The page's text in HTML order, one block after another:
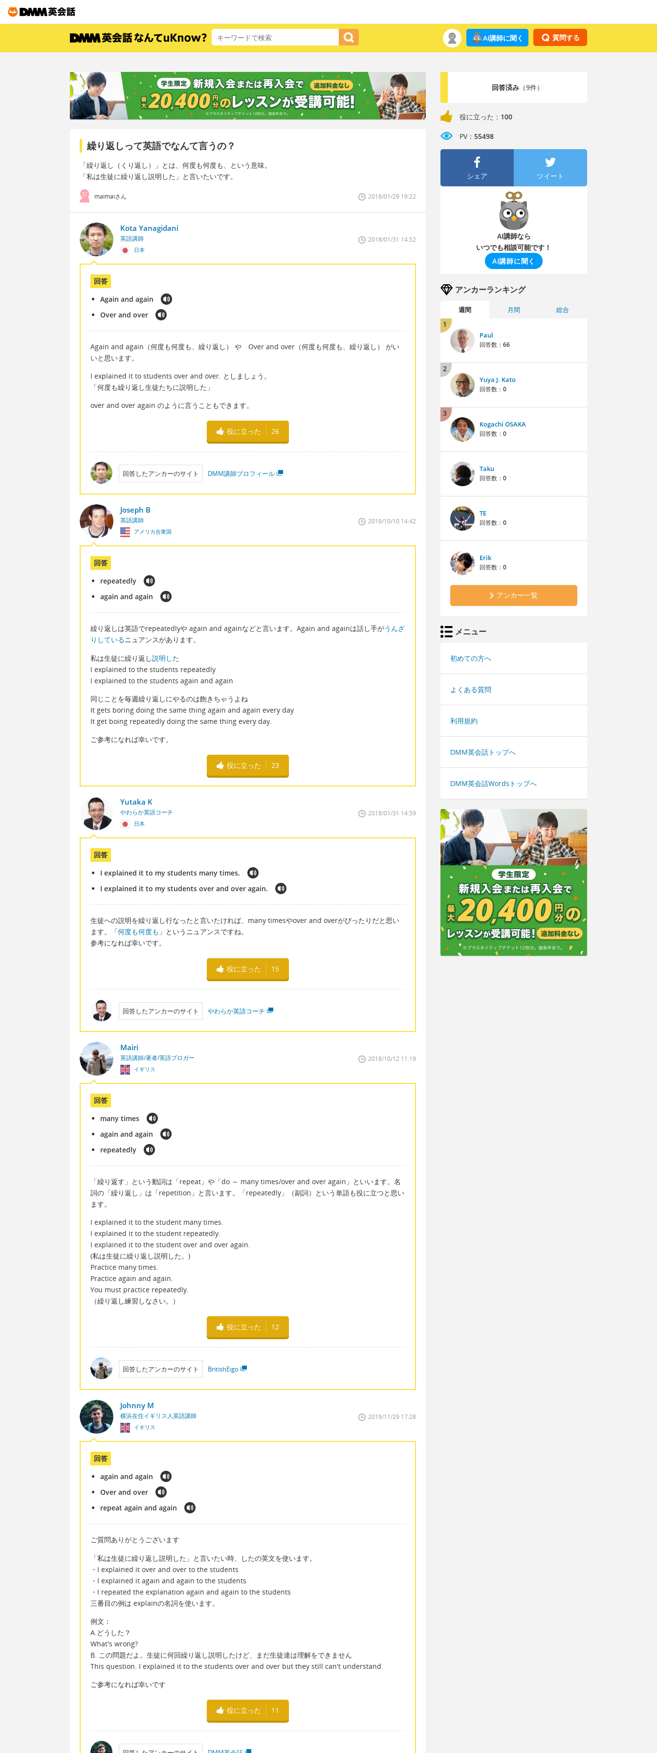
質問する
AI講師に聞く
繰り返しって英語でなんて言うの？
「繰り返し（くり返し）」とは、何度も何度も、という意味。
「私は生徒に繰り返し説明した」と言いたいです。
maimaiさん 2018/01/29 19:22
Kota Yanagidani
英語講師
日本
2018/01/31 14:52
回答
Again and again
Over and over
Again and again（何度も何度も、繰り返し） や Over and over（何度も何度も、繰り返し） がい
いと思います。
I explained it to students over and over. としましょう。
「何度も繰り返し生徒たちに説明した」
over and over again のように言うこともできます。
役に立った 26
回答したアンカーのサイト DMM講師プロフィール
Joseph B
英語講師
アメリカ合衆国
2018/10/10 14:42
回答
repeatedly
again and again
繰り返しは英語でrepeatedlyや again and againなどと言います。Again and againは話し手がうんざ
りしているニュアンスがあります。
私は生徒に繰り返し説明した
I explained to the students repeatedly
I explained to the students again and again
同じことを毎週繰り返しにやるのは飽きちゃうよね
It gets boring doing the same thing again and again every day
It get boing repeatedly doing the same thing every day.
ご参考になれば幸いです。
役に立った 23
Yutaka K
やわらか英語コーチ
日本
2018/01/31 14:59
回答
I explained it to my students many times.
I explained it to my students over and over again.
生徒への説明を繰り返し行なったと言いたければ、many timesやover and overがぴったりだと思い
ます。「何度も何度も 」というニュアンスですね。
参考になれば幸いです。
役に立った 15
回答したアンカーのサイト やわらか英語コーチ
Mairi
英語講師/著者/英語ブロガー
イギリス
2018/10/12 11:19
回答
many times
again and again
repeatedly
「繰り返す」という動詞は「repeat」や「do ～ many times/over and over again」といいます。名
詞の「繰り返し」は「repetition」と言います。「repeatedly」（副詞）という単語も役に立つと思い
ます。
I explained it to the student many times.
I explained it to the student repeatedly.
I explained it to the student over and over again.
(私は生徒に繰り返し説明した。)
Practice many times.
Practice again and again.
You must practice repeatedly.
（繰り返し練習しなさい。）
役に立った 12
回答したアンカーのサイト BritishEigo
Johnny M
横浜在住イギリス人英語講師
イギリス
2019/11/29 17:28
回答
again and again
Over and over
repeat again and again
ご質問ありがとうございます
「私は生徒に繰り返し説明した」と言いたい時、したの英文を使います。
・I explained it over and over to the students
・I explained it again and again to the students
・I repeated the explanation again and again to the students
三番目の例は explainの名詞を使います。
例文：
A.どうした？
What's wrong?
B. この問題だよ。生徒に何回繰り返し説明したけど、まだ生徒達は理解をできません
This question. I explained it to the students over and over but they still can't understand.
ご参考になれば幸いです
役に立った 11
回答済み（9件）
役に立った： 100
PV： 55498
シェア ツイート
AI講師なら
いつでも相談可能です！
AI講師に聞く
アンカーランキング
週間 月間 総合
1
Paul
回答数： 66
2
Yuya J. Kato
回答数： 0
3
Kogachi OSAKA
回答数： 0
Taku
回答数： 0
TE
回答数： 0
Erik
回答数： 0
アンカー一覧
メニュー
初めての方へ
よくある質問
利用規約
DMM英会話トップへ
DMM英会話Wordsトップへ